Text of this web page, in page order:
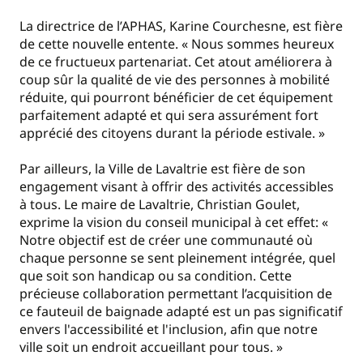
La directrice de l’APHAS, Karine Courchesne, est fière
de cette nouvelle entente. « Nous sommes heureux
de ce fructueux partenariat. Cet atout améliorera à
coup sûr la qualité de vie des personnes à mobilité
réduite, qui pourront bénéficier de cet équipement
parfaitement adapté et qui sera assurément fort
apprécié des citoyens durant la période estivale. »
Par ailleurs, la Ville de Lavaltrie est fière de son
engagement visant à offrir des activités accessibles
à tous. Le maire de Lavaltrie, Christian Goulet,
exprime la vision du conseil municipal à cet effet: «
Notre objectif est de créer une communauté où
chaque personne se sent pleinement intégrée, quel
que soit son handicap ou sa condition. Cette
précieuse collaboration permettant l’acquisition de
ce fauteuil de baignade adapté est un pas significatif
envers l'accessibilité et l'inclusion, afin que notre
ville soit un endroit accueillant pour tous. »